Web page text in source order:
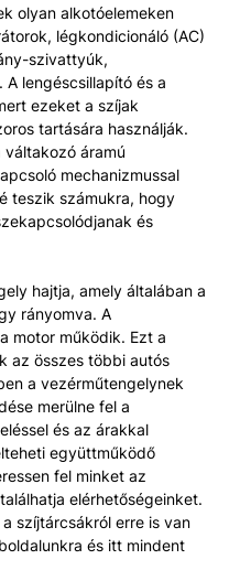
olyan alkotóelemeken
légkondicionáló (AC)
szivattyúk,
lengéscsillapító és a
ezeket a szíjak
tartására használják.
áramú
mechanizmussal
teszik számukra, hogy
és
hajtja, amely általában a
rányomva. A
motor működik. Ezt a
az összes többi autós
a vezérműtengelynek
merülne fel a
és az árakkal
együttműködő
fel minket az
elérhetőségeinket.
szíjtárcsákról erre is van
és itt mindent